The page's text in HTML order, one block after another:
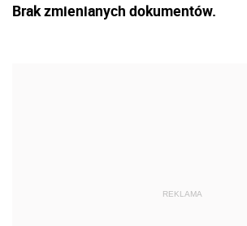
Brak zmienianych dokumentów.